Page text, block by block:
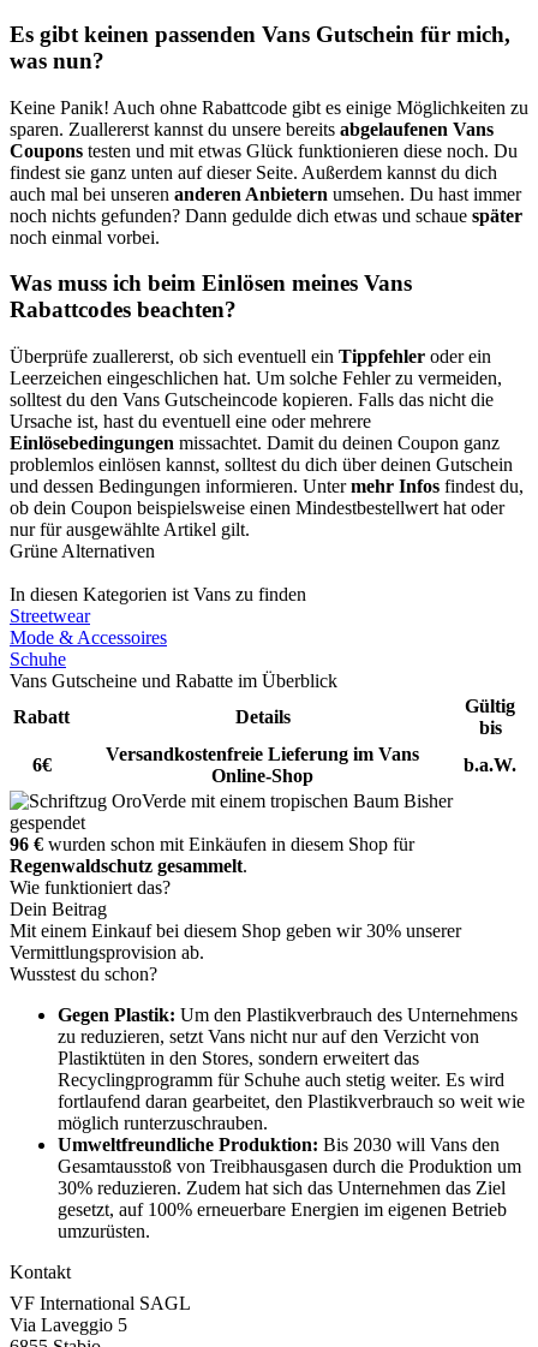
Es gibt keinen passenden Vans Gutschein für mich,
was nun?
Keine Panik! Auch ohne Rabattcode gibt es einige Möglichkeiten zu
sparen. Zuallererst kannst du unsere bereits abgelaufenen Vans
Coupons testen und mit etwas Glück funktionieren diese noch. Du
findest sie ganz unten auf dieser Seite. Außerdem kannst du dich
auch mal bei unseren anderen Anbietern umsehen. Du hast immer
noch nichts gefunden? Dann gedulde dich etwas und schaue später
noch einmal vorbei.
Was muss ich beim Einlösen meines Vans
Rabattcodes beachten?
Überprüfe zuallererst, ob sich eventuell ein Tippfehler oder ein
Leerzeichen eingeschlichen hat. Um solche Fehler zu vermeiden,
solltest du den Vans Gutscheincode kopieren. Falls das nicht die
Ursache ist, hast du eventuell eine oder mehrere
Einlösebedingungen missachtet. Damit du deinen Coupon ganz
problemlos einlösen kannst, solltest du dich über deinen Gutschein
und dessen Bedingungen informieren. Untermehr Infos findest du,
ob dein Coupon beispielsweise einen Mindestbestellwert hat oder
nur für ausgewählte Artikel gilt.
Grüne Alternativen
In diesen Kategorien ist Vans zu finden
Streetwear
Mode & Accessoires
Schuhe
Vans Gutscheine und Rabatte im Überblick
Rabatt
Details
Gültig
bis
6€
Versandkostenfreie Lieferung im Vans
Online-Shop
b.a.W.
Bisher
gespendet
96 € wurden schon mit Einkäufen in diesem Shop für
Regenwaldschutz gesammelt.
Wie funktioniert das?
Dein Beitrag
Mit einem Einkauf bei diesem Shop geben wir 30% unserer
Vermittlungsprovision ab.
Wusstest du schon?
Gegen Plastik: Um den Plastikverbrauch des Unternehmens
zu reduzieren, setzt Vans nicht nur auf den Verzicht von
Plastiktüten in den Stores, sondern erweitert das
Recyclingprogramm für Schuhe auch stetig weiter. Es wird
fortlaufend daran gearbeitet, den Plastikverbrauch so weit wie
möglich runterzuschrauben.
Umweltfreundliche Produktion: Bis 2030 will Vans den
Gesamtausstoß von Treibhausgasen durch die Produktion um
30% reduzieren. Zudem hat sich das Unternehmen das Ziel
gesetzt, auf 100% erneuerbare Energien im eigenen Betrieb
umzurüsten.
Kontakt
VF International SAGL
Via Laveggio 5